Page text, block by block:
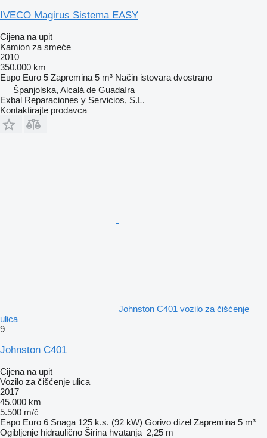
IVECO Magirus Sistema EASY
Cijena na upit
Kamion za smeće
2010
350.000 km
Евро Euro 5 Zapremina 5 m³ Način istovara dvostrano
Španjolska, Alcalá de Guadaíra
Exbal Reparaciones y Servicios, S.L.
Kontaktirajte prodavca
Johnston C401 vozilo za čišćenje
ulica
9
Johnston C401
Cijena na upit
Vozilo za čišćenje ulica
2017
45.000 km
5.500 m/č
Евро Euro 6 Snaga 125 k.s. (92 kW) Gorivo dizel Zapremina 5 m³
Ogibljenje hidraulično Širina hvatanja 2,25 m